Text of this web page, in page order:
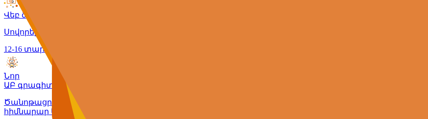
Վեբ ծրագրավորում
Սովորեք ստեղծել իրական աշխատող կայքեր և վեբ հավելվածներ սկզբից: 12-ամսյա ծրագիր 12-16
12-16 տարեկան
Նոր
ԱԲ գրագիտություն
Ծանոթացրեք ձեր երեխային արհեստական ինտելեկտի աշխարհին: 3-ամսյա գործնական դասընթաց 7-
հիմնարար ԱԲ ուսումնական ծրագրի վրա: